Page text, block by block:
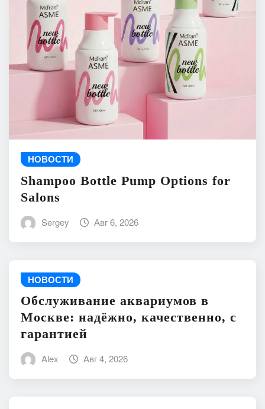
НОВОСТИ
Shampoo Bottle Pump Options for
Salons
Sergey Авг 6, 2026
НОВОСТИ
Обслуживание аквариумов в
Москве: надёжно, качественно, с
гарантией
Alex Авг 4, 2026